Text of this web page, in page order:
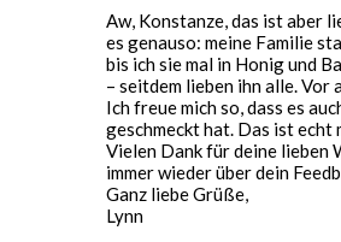
Aw, Konstanze, das ist aber
es genauso: meine Familie
bis ich sie mal in Honig und
– seitdem lieben ihn alle. Vor
Ich freue mich so, dass es
geschmeckt hat. Das ist echt
Vielen Dank für deine lieben
immer wieder über dein
Ganz liebe Grüße,
Lynn